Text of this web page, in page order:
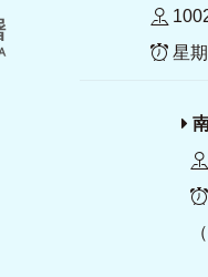
星期